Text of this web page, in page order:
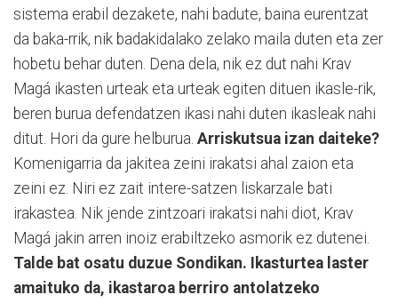
sistema erabil dezakete, nahi badute, baina eurentzat
da baka-rrik, nik badakidalako zelako maila duten eta zer
hobetu behar duten. Dena dela, nik ez dut nahi Krav
Magá ikasten urteak eta urteak egiten dituen ikasle-rik,
beren burua defendatzen ikasi nahi duten ikasleak nahi
ditut. Hori da gure helburua. Arriskutsua izan daiteke?
Komenigarria da jakitea zeini irakatsi ahal zaion eta
zeini ez. Niri ez zait intere-satzen liskarzale bati
irakastea. Nik jende zintzoari irakatsi nahi diot, Krav
Magá jakin arren inoiz erabiltzeko asmorik ez dutenei.
Talde bat osatu duzue Sondikan. Ikasturtea laster
amaituko da, ikastaroa berriro antolatzeko